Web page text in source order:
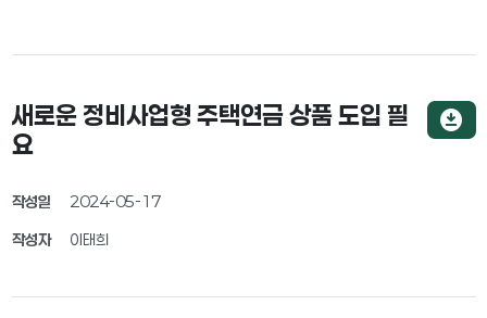
새로운 정비사업형 주택연금 상품 도입 필
요
작성일 2024-05-17
작성자 이태희
download_for_offline